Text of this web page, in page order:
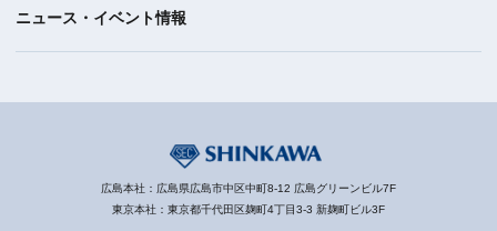
ニュース・イベント情報
広島本社：広島県広島市中区中町8-12 広島グリーンビル7F
東京本社：東京都千代田区麹町4丁目3-3 新麹町ビル3F